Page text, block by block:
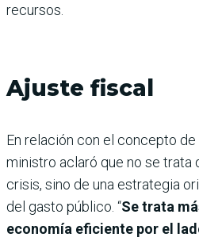
recursos.
Ajuste fiscal
En relación con el concepto de
ministro aclaró que no se trata
crisis, sino de una estrategia
del gasto público. “Se trata
economía eficiente por el